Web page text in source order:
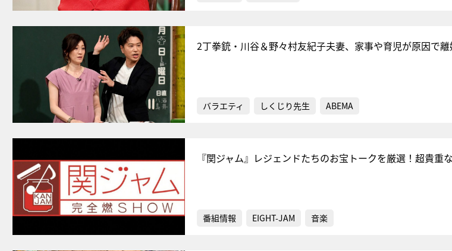
2丁拳銃・川谷＆野々村友紀子夫妻、家事や育児が原因で離
バラエティ しくじり先生 ABEMA
『関ジャム』レジェンドたちのお宝トークを厳選！超貴重
番組情報 EIGHT-JAM 音楽